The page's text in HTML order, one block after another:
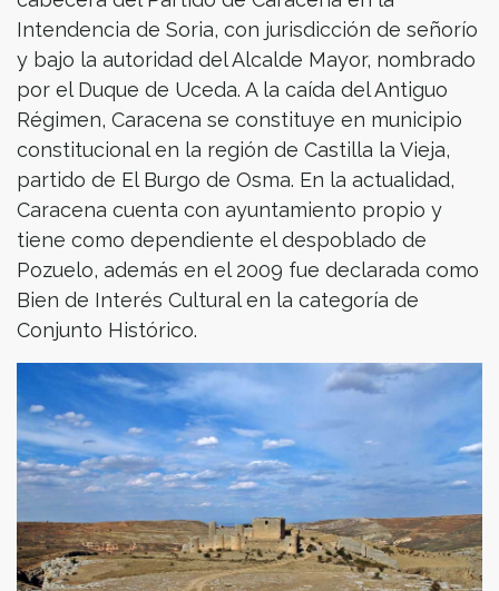
Intendencia de Soria, con jurisdicción de señorío
y bajo la autoridad del Alcalde Mayor, nombrado
por el Duque de Uceda. A la caída del Antiguo
Régimen, Caracena se constituye en municipio
constitucional en la región de Castilla la Vieja,
partido de El Burgo de Osma. En la actualidad,
Caracena cuenta con ayuntamiento propio y
tiene como dependiente el despoblado de
Pozuelo, además en el 2009 fue declarada como
Bien de Interés Cultural en la categoría de
Conjunto Histórico.